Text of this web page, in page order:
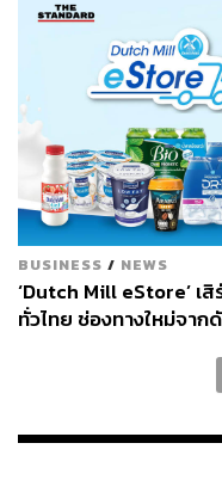
ผลประกอบการของ
เติบโตต่อเนื่อง โดยรา
324 ล้านบาทในปี
บาทในปี 2567 และแตะ
CAGR ของรายได้ในช่ว
จาก 123 ล้านบาทในปี
หรือเติบโต 74%
นอกจากการเติบโตจาก
เดิม (Same Store
เติบโต 12% เทียบปีก่อ
Bangkok Clinic ที่สูงกว่
ด้านทำเล Aura
โดยตรง ไม่ต้องพึ่งทำเ
BUSINESS / NEWS
‘Dutch Mill eStore’ เ
ทั่วไทย ช่องทางใหม่จา
เย็นตรงจากโรงงาน